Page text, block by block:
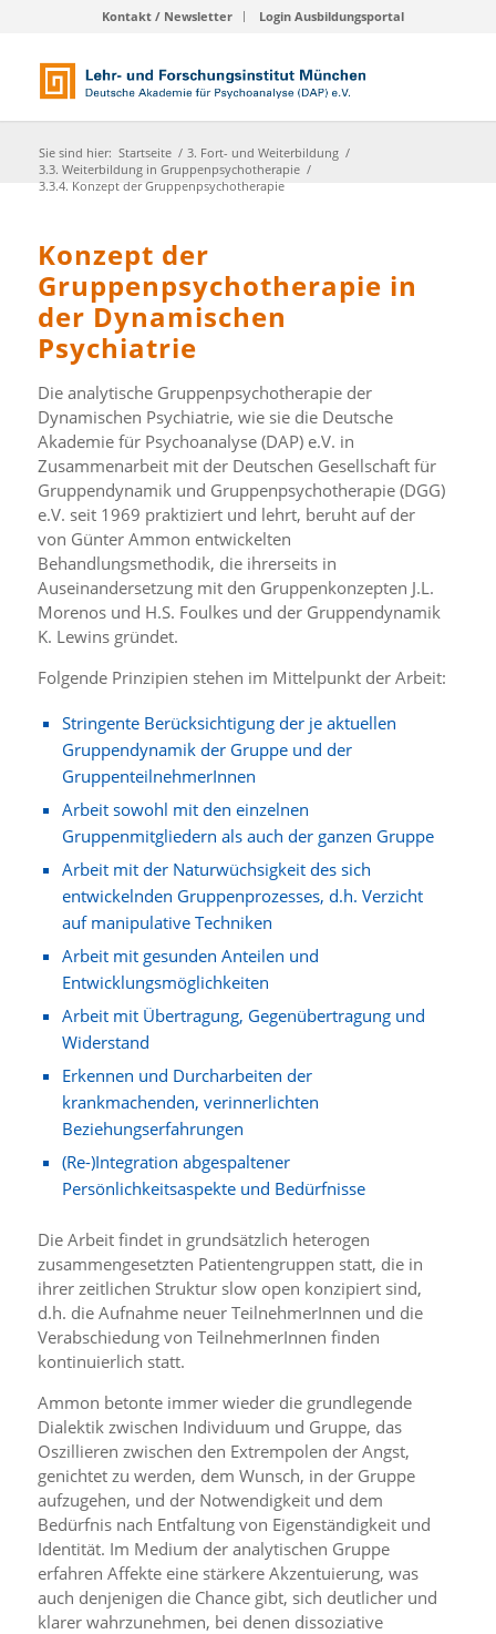
Kontakt / Newsletter Login Ausbildungsportal
Sie sind hier: Startseite / 3. Fort- und Weiterbildung /
3.3. Weiterbildung in Gruppenpsychotherapie /
3.3.4. Konzept der Gruppenpsychotherapie
Konzept der
Gruppenpsychotherapie in
der Dynamischen
Psychiatrie
Die analytische Gruppenpsychotherapie der
Dynamischen Psychiatrie, wie sie die Deutsche
Akademie für Psychoanalyse (DAP) e.V. in
Zusammenarbeit mit der Deutschen Gesellschaft für
Gruppendynamik und Gruppenpsychotherapie (DGG)
e.V. seit 1969 praktiziert und lehrt, beruht auf der
von Günter Ammon entwickelten
Behandlungsmethodik, die ihrerseits in
Auseinandersetzung mit den Gruppenkonzepten J.L.
Morenos und H.S. Foulkes und der Gruppendynamik
K. Lewins gründet.
Folgende Prinzipien stehen im Mittelpunkt der Arbeit:
Stringente Berücksichtigung der je aktuellen
Gruppendynamik der Gruppe und der
GruppenteilnehmerInnen
Arbeit sowohl mit den einzelnen
Gruppenmitgliedern als auch der ganzen Gruppe
Arbeit mit der Naturwüchsigkeit des sich
entwickelnden Gruppenprozesses, d.h. Verzicht
auf manipulative Techniken
Arbeit mit gesunden Anteilen und
Entwicklungsmöglichkeiten
Arbeit mit Übertragung, Gegenübertragung und
Widerstand
Erkennen und Durcharbeiten der
krankmachenden, verinnerlichten
Beziehungserfahrungen
(Re-)Integration abgespaltener
Persönlichkeitsaspekte und Bedürfnisse
Die Arbeit findet in grundsätzlich heterogen
zusammengesetzten Patientengruppen statt, die in
ihrer zeitlichen Struktur slow open konzipiert sind,
d.h. die Aufnahme neuer TeilnehmerInnen und die
Verabschiedung von TeilnehmerInnen finden
kontinuierlich statt.
Ammon betonte immer wieder die grundlegende
Dialektik zwischen Individuum und Gruppe, das
Oszillieren zwischen den Extrempolen der Angst,
genichtet zu werden, dem Wunsch, in der Gruppe
aufzugehen, und der Notwendigkeit und dem
Bedürfnis nach Entfaltung von Eigenständigkeit und
Identität. Im Medium der analytischen Gruppe
erfahren Affekte eine stärkere Akzentuierung, was
auch denjenigen die Chance gibt, sich deutlicher und
klarer wahrzunehmen, bei denen dissoziative